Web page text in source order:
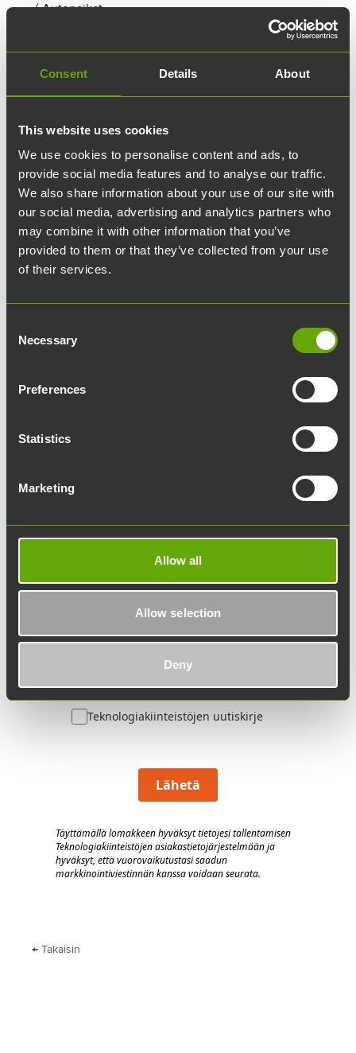
Consent Details About
This website uses cookies
We use cookies to personalise content and ads, to
provide social media features and to analyse our traffic.
We also share information about your use of our site with
our social media, advertising and analytics partners who
may combine it with other information that you’ve
provided to them or that they’ve collected from your use
of their services.
Selection
Necessary
Preferences
Statistics
Marketing
Allow all
Allow selection
Deny
✓ Autopaikat
✓ Lisätunnit hiljaisiin huoneisiin
Ota yhteyttä
Yhteystietosi:
Lisätietoja:
Haluatko pysyä ajan tasalla Werstaan
uutisista ja Turun Tiedepuiston
tapahtumista? Tilaa uutiskirjeemme.
Teknologiakiinteistöjen uutiskirje
Lähetä
Täyttämällä lomakkeen hyväksyt tietojesi tallentamisen
Teknologiakiinteistöjen asiakastietojärjestelmäänja
hyväksyt, että vuorovaikutustasi saadun
markkinointiviestinnän kanssa voidaan seurata.
← Takaisin